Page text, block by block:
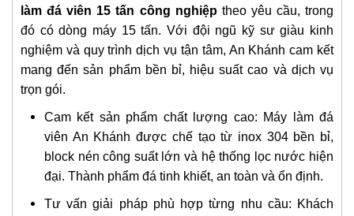
làm đá viên 15 tấn công nghiệptheo yêu cầu, trong
đó có dòng máy 15 tấn. Với đội ngũ kỹ sư giàu kinh
nghiệm và quy trình dịch vụ tận tâm, An Khánh cam kết
mang đến sản phẩm bền bỉ, hiệu suất cao và dịch vụ
trọn gói.
Cam kết sản phẩm chất lượng cao: Máy làm đá
viên An Khánh được chế tạo từ inox 304 bền bỉ,
block nén công suất lớn và hệ thống lọc nước hiện
đại. Thành phẩm đá tinh khiết, an toàn và ổn định.
Tư vấn giải pháp phù hợp từng nhu cầu: Khách